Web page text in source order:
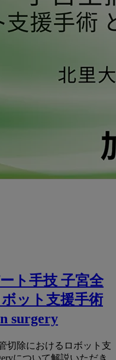
ト⼿技 ⼦宮全
ット⽀援⼿術
surgery
切除におけるロボット⽀